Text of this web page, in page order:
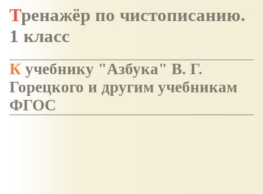
Тренажёр по чистописанию.
1 класс
К учебнику "Азбука" В. Г.
Горецкого и другим учебникам
ФГОС